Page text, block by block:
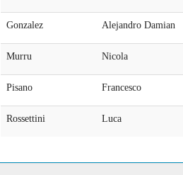
Gonzalez Alejandro Damian
Murru Nicola
Pisano Francesco
Rossettini Luca